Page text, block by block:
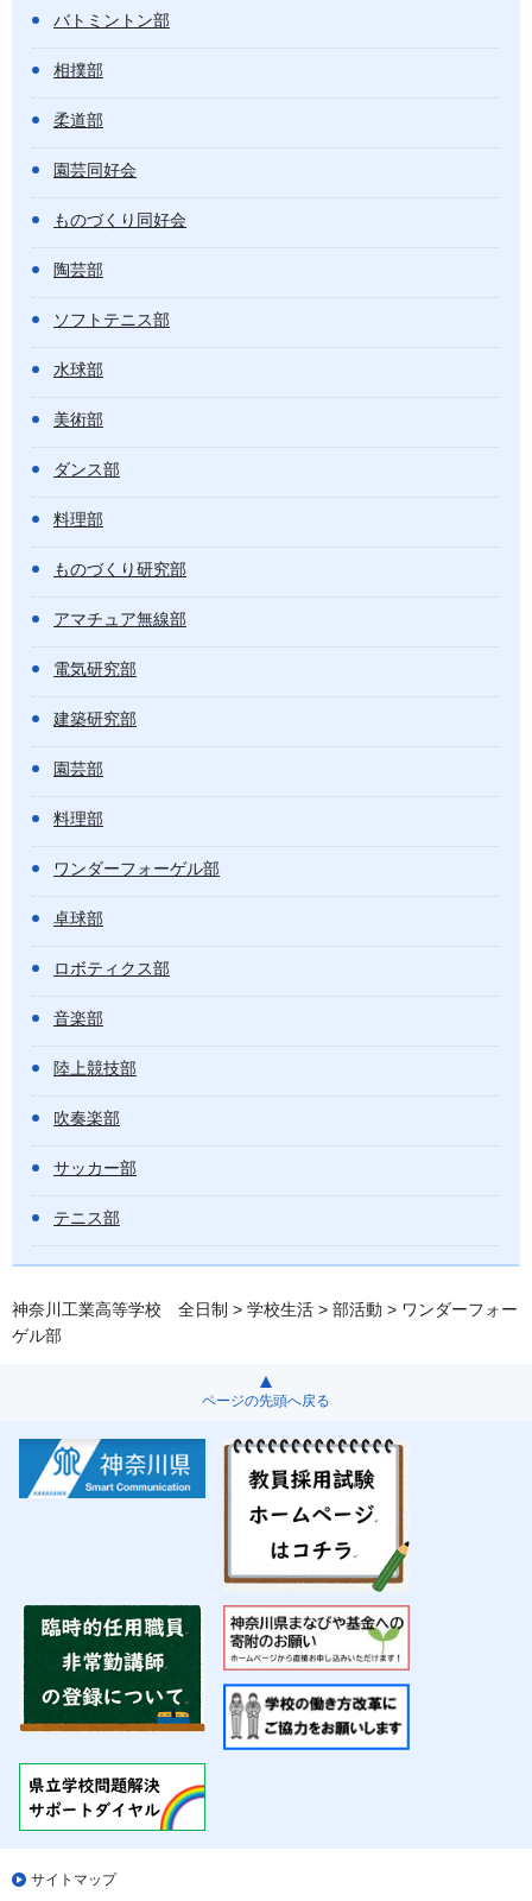
バトミントン部
相撲部
柔道部
園芸同好会
ものづくり同好会
陶芸部
ソフトテニス部
水球部
美術部
ダンス部
料理部
ものづくり研究部
アマチュア無線部
電気研究部
建築研究部
園芸部
料理部
ワンダーフォーゲル部
卓球部
ロボティクス部
音楽部
陸上競技部
吹奏楽部
サッカー部
テニス部
神奈川工業高等学校 全日制 > 学校生活 > 部活動 > ワンダーフォー
ゲル部
ページの先頭へ戻る
サイトマップ